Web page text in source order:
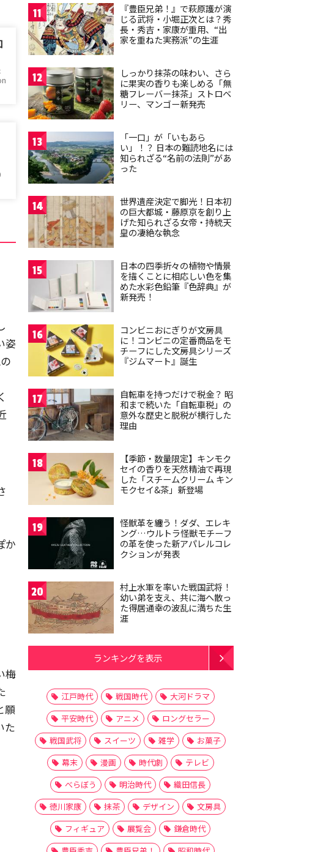
姿
か
梅
願
た
11
『豊臣兄弟！』で萩原護が演
じる武将・小堀正次とは？秀
長・秀吉・家康が重用、“出
家を重ねた実務派”の生涯
12
しっかり抹茶の味わい、さら
に果実の香りも楽しめる「無
糖フレーバー抹茶」ストロベ
リー、マンゴー新発売
13
「一口」が「いもあら
い」！？ 日本の難読地名には
知られざる“名前の法則”があ
った
14
世界遺産決定で脚光！日本初
の巨大都城・藤原京を創り上
げた知られざる女帝・持統天
皇の凄絶な執念
15
日本の四季折々の植物や情景
を描くことに相応しい色を集
めた水彩色鉛筆『色辞典』が
新発売！
16
コンビニおにぎりが文房具
に！コンビニの定番商品をモ
チーフにした文房具シリーズ
『ジムマート』誕生
17
自転車を持つだけで税金？ 昭
和まで続いた「自転車税」の
意外な歴史と脱税が横行した
理由
18
【季節・数量限定】キンモク
セイの香りを天然精油で再現
した「スチームクリーム キン
モクセイ&茶」新登場
19
怪獣革を纏う！ダダ、エレキ
ング…ウルトラ怪獣モチーフ
の革を使った新アパレルコレ
クションが発表
20
村上水軍を率いた戦国武将！
幼い弟を支え、共に海へ散っ
た得居通幸の波乱に満ちた生
涯
ランキングを表示
江戸時代 戦国時代
大河ドラマ
平安時代
アニメ
ロングセラー
戦国武将
スイーツ 雑学
お菓子
幕末
漫画 時代劇
テレビ
べらぼう
明治時代
織田信長
徳川家康
抹茶 デザイン
文房具
フィギュア
展覧会
鎌倉時代